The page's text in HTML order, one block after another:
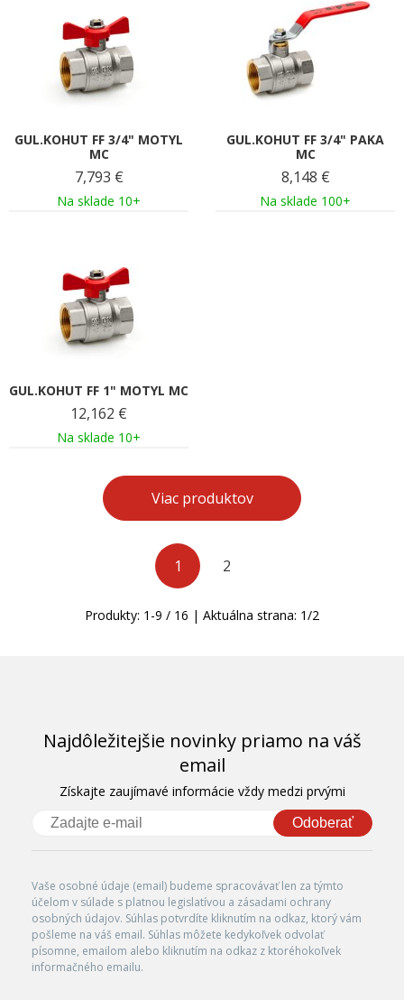
GUL.KOHUT FF 3/4" MOTYL
MC
7,793 €
Na sklade 10+
GUL.KOHUT FF 3/4" PAKA
MC
8,148 €
Na sklade 100+
GUL.KOHUT FF 1" MOTYL MC
12,162 €
Na sklade 10+
Viac produktov
1 2
Produkty: 1 -9 / 16 | Aktuálna strana: 1/2
Najdôležitejšie novinky priamo na váš
email
Získajte zaujímavé informácie vždy medzi prvými
Odoberať
Vaše osobné údaje (email) budeme spracovávať len za týmto
účelom v súlade s platnou legislatívou a zásadami ochrany
osobných údajov. Súhlas potvrdíte kliknutím na odkaz, ktorý vám
pošleme na váš email. Súhlas môžete kedykoľvek odvolať
písomne, emailom alebo kliknutím na odkaz z ktoréhokoľvek
informačného emailu.